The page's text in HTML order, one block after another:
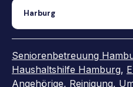
Harburg
Seniorenbetreuung
Haushaltshilfe Hamburg,
Angehörige, Reinigung,